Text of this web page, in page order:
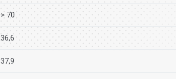
> 70
36,6
37,9